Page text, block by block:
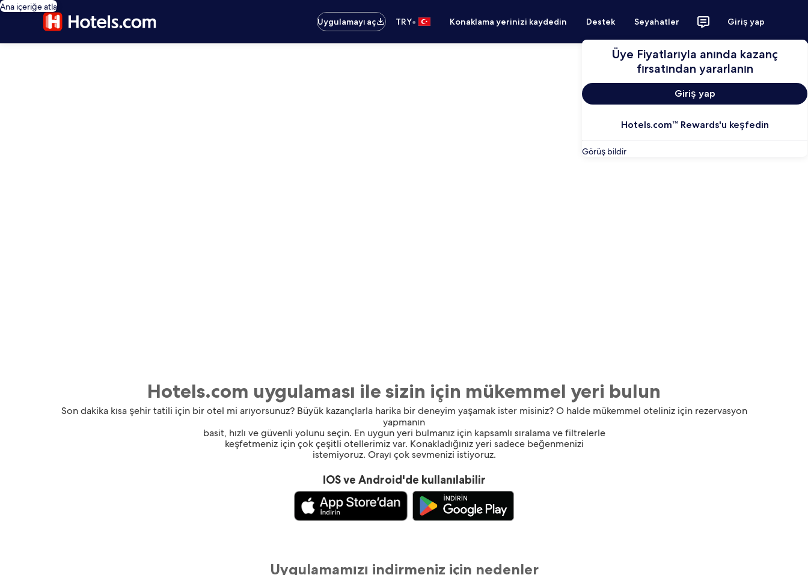
Ana içeriğe atla
Uygulamayı aç
TRY• Konaklama yerinizi kaydedin Destek Seyahatler Giriş yap
Üye Fiyatlarıyla anında kazanç
fırsatından yararlanın
Giriş yap
Hotels.com™ Rewards'u keşfedin
Görüş bildir
Hotels.com uygulaması ile sizin için mükemmel yeri bulun
Son dakika kısa şehir tatili için bir otel mi arıyorsunuz? Büyük kazançlarla harika bir deneyim yaşamak ister misiniz? O halde mükemmel oteliniz için rezervasyon
yapmanın
basit, hızlı ve güvenli yolunu seçin. En uygun yeri bulmanız için kapsamlı sıralama ve filtrelerle
keşfetmeniz için çok çeşitli otellerimiz var. Konakladığınız yeri sadece beğenmenizi
istemiyoruz. Orayı çok sevmenizi istiyoruz.
İOS ve Android'de kullanılabilir
Uygulamamızı indirmeniz için nedenler